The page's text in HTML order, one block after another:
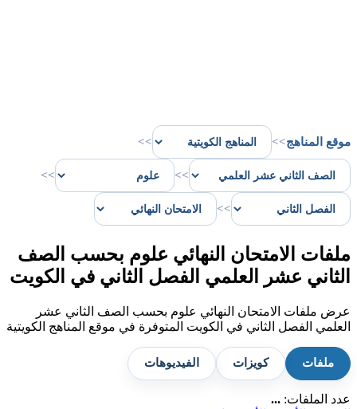
موقع المناهج>>
>>
>>
>>
>>
ملفات الامتحان النهائي علوم بحسب الصف
الثاني عشر العلمي الفصل الثاني في الكويت
عرض ملفات الامتحان النهائي علوم بحسب الصف الثاني عشر
العلمي الفصل الثاني في الكويت المتوفرة في موقع المناهج الكويتية
ملفات كويزات الفيديوهات
عدد الملفات: ...